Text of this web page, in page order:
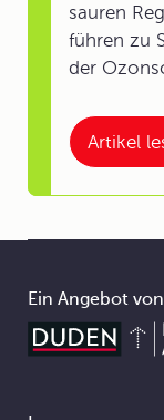
Artikel
sauren
führen zu
der
Ein Angebot von